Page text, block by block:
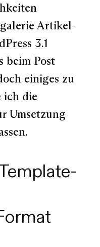
Artikel-
3.1
beim Post
einiges zu
ich die
Umsetzung